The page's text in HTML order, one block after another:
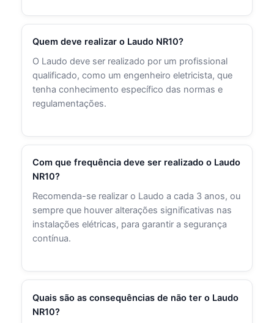
Quem deve realizar o Laudo NR10?
O Laudo deve ser realizado por um profissional
qualificado, como um engenheiro eletricista, que
tenha conhecimento específico das normas e
regulamentações.
Com que frequência deve ser realizado o Laudo
NR10?
Recomenda-se realizar o Laudo a cada 3 anos, ou
sempre que houver alterações significativas nas
instalações elétricas, para garantir a segurança
contínua.
Quais são as consequências de não ter o Laudo
NR10?